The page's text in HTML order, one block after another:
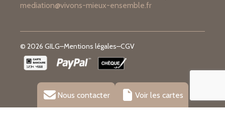
Nous contacter Voir les cartes
mediation@vivons-mieux-ensemble.fr
© 2026 GILG–Mentions légales–CGV